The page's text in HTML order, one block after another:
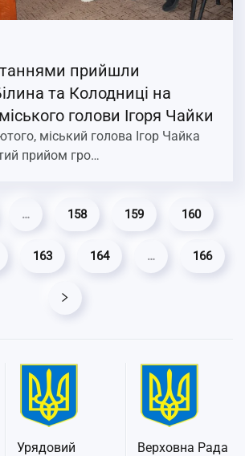
прийшли
та Колодниці на
голови Ігоря Чайки
міський голова Ігор Чайка
прийом гро…
… 158 159 160
163 164 … 166
Урядовий
Верховна Рада